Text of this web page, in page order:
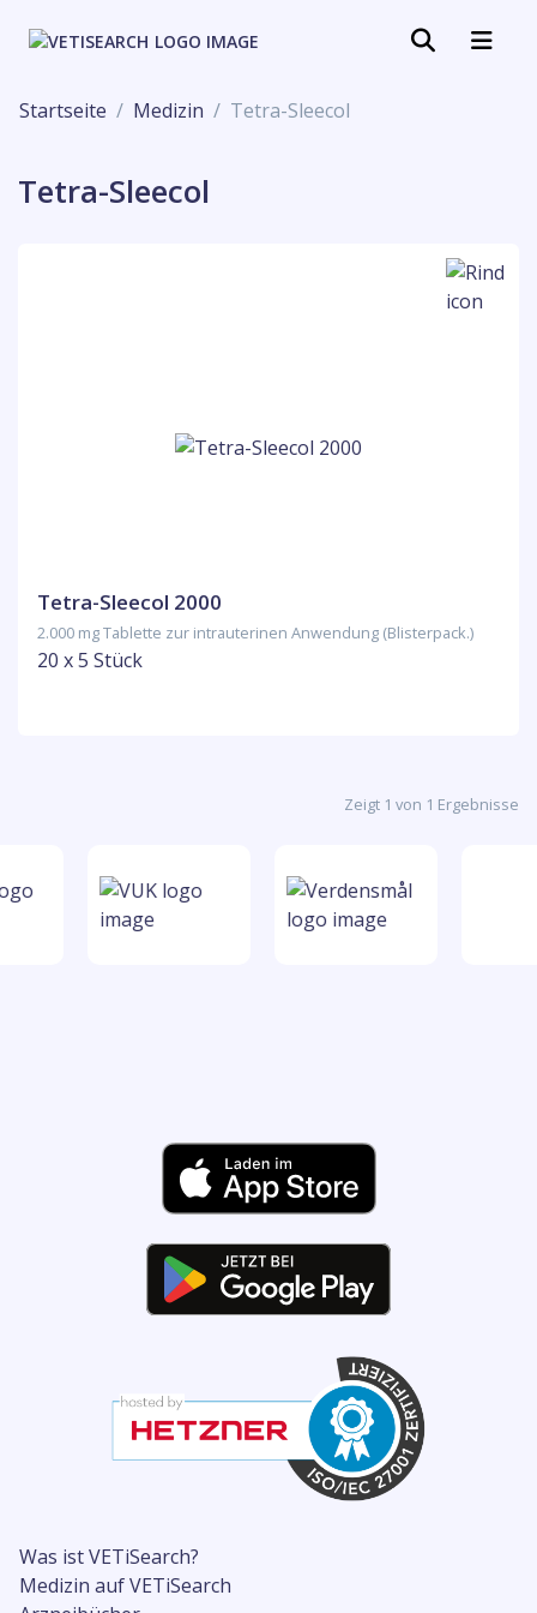
Startseite Medizin Tetra-Sleecol
Tetra-Sleecol
Tetra-Sleecol 2000
2.000 mg Tablette zur intrauterinen Anwendung (Blisterpack.)
20 x 5 Stück
Zeigt 1 von 1 Ergebnisse
Was ist VETiSearch?
Medizin auf VETiSearch